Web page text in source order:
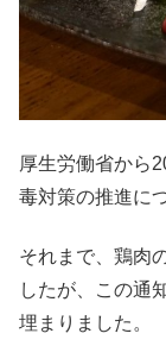
厚生労働省から
毒対策の推進に
それまで、鶏肉
したが、この通
埋まりました。